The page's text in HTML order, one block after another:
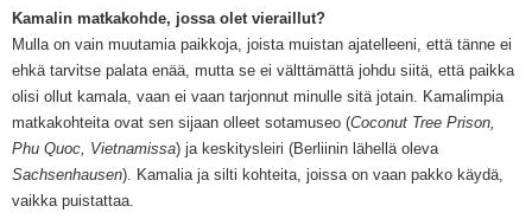
Kamalin matkakohde, jossa olet vieraillut?
Mulla on vain muutamia paikkoja, joista muistan ajatelleeni, että tänne ei
ehkä tarvitse palata enää, mutta se ei välttämättä johdu siitä, että paikka
olisi ollut kamala, vaan ei vaan tarjonnut minul le sitä jotain. Kamalimpia
matkakohteita ovat sen sijaan olleet sotamuseo (Coconut Tree Prison,
Phu Quoc, Vietnamissa) ja keskitysleiri (Berliinin lähellä oleva
Sachsenhausen). Kamalia ja silti kohteita, joissa on vaan pakko käydä,
vaikka puistattaa.